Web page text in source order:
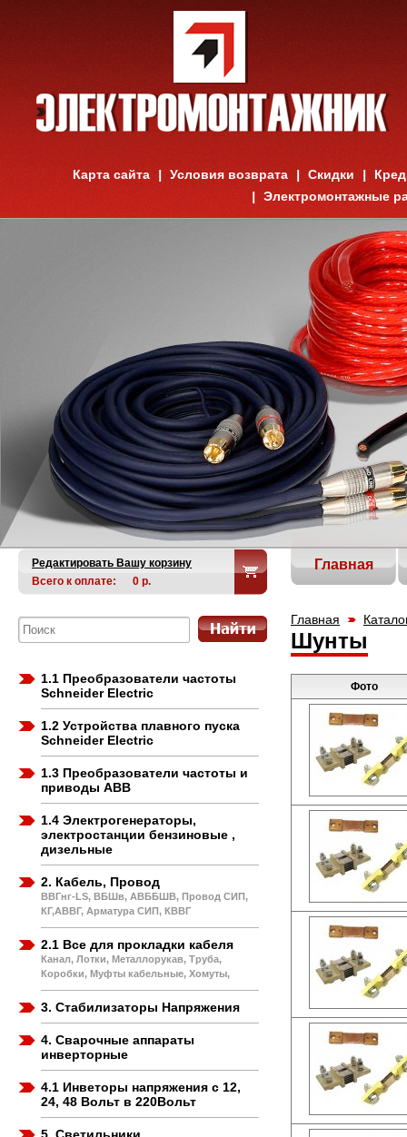
Карта сайта Условия возврата Скидки
Электромонтажные
Редактировать Вашу корзину
Всего к оплате:
0 р.
1.1 Преобразователи частоты
Schneider Electric
1.2 Устройства плавного пуска
Schneider Electric
1.3 Преобразователи частоты и
приводы ABB
1.4 Электрогенераторы,
электростанции бензиновые ,
дизельные
2. Кабель, Провод
ВВГнг-LS, ВБШв, АВББШВ, Провод СИП,
КГ,АВВГ, Арматура СИП, КВВГ
2.1 Все для прокладки кабеля
Канал, Лотки, Металлорукав, Труба,
Коробки, Муфты кабельные, Хомуты,
3. Стабилизаторы Напряжения
4. Сварочные аппараты
инверторные
4.1 Инветоры напряжения с 12,
24, 48 Вольт в 220Вольт
5. Светильники
Главная
Главная
Шунты
Фото